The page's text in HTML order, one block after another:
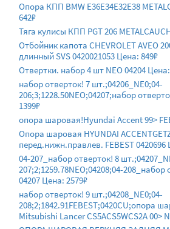
Опора КПП BMW E36E34E32E38
642₽
Тяга кулисы КПП PGT 206
Отбойник капота CHEVROLET AVEO
длинный SVS 0420021053 Цена: 849₽
Отвертки. набор 4 шт NEO 04204
набор отверток! 7 шт.;04206_NE0;04-
206;3;1228.50NEO;04207;набор
1399₽
опора шаровая!Hyundai Accent 99>
Опора шаровая HYUNDAI
перед.нижн.правлев. FEBEST 0420696
04-207_набор отверток! 8
207;2;1259.78NEO;04208;04-208_набор
04207 Цена: 2579₽
набор отверток! 9 шт.;04208_NE0;04-
208;2;1842.91FEBEST;0420CU;опора
Mitsubishi Lancer CS5ACS5WCS2A 00>